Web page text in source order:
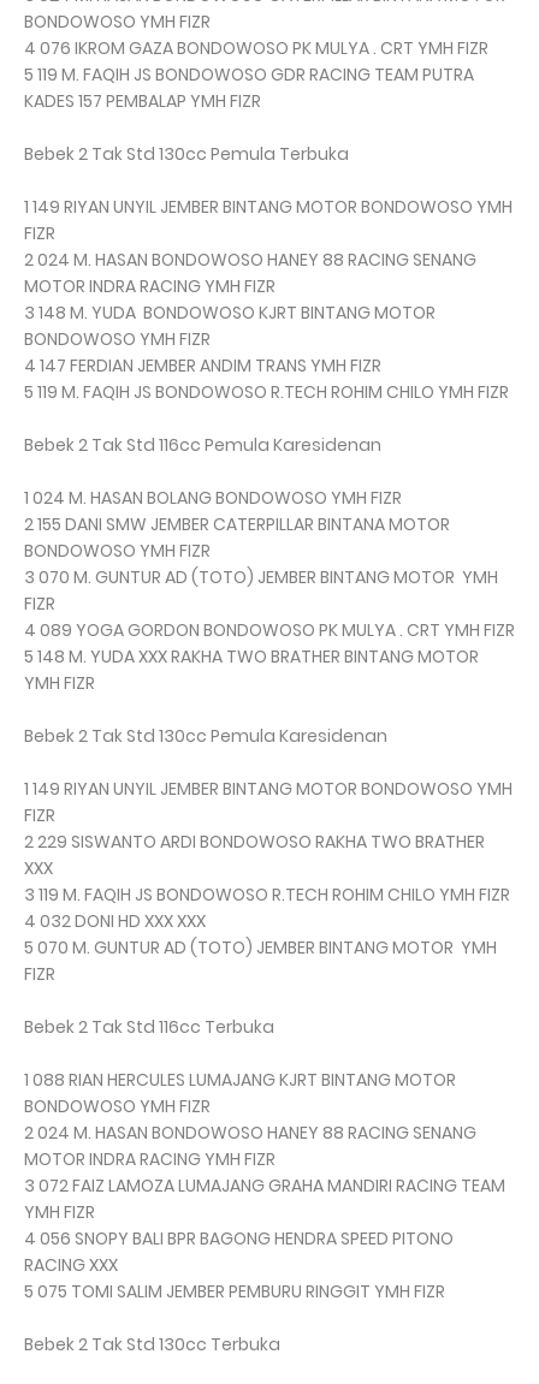
BONDOWOSO YMH FIZR
4 076 IKROM GAZA BONDOWOSO PK MULYA . CRT YMH FIZR
5 119 M. FAQIH JS BONDOWOSO GDR RACING TEAM PUTRA
KADES 157 PEMBALAP YMH FIZR
Bebek 2 Tak Std 130cc Pemula Terbuka
1 149 RIYAN UNYIL JEMBER BINTANG MOTOR BONDOWOSO YMH
FIZR
2 024 M. HASAN BONDOWOSO HANEY 88 RACING SENANG
MOTOR INDRA RACING YMH FIZR
3 148 M. YUDA BONDOWOSO KJRT BINTANG MOTOR
BONDOWOSO YMH FIZR
4 147 FERDIAN JEMBER ANDIM TRANS YMH FIZR
5 119 M. FAQIH JS BONDOWOSO R.TECH ROHIM CHILO YMH FIZR
Bebek 2 Tak Std 116cc Pemula Karesidenan
1 024 M. HASAN BOLANG BONDOWOSO YMH FIZR
2 155 DANI SMW JEMBER CATERPILLAR BINTANA MOTOR
BONDOWOSO YMH FIZR
3 070 M. GUNTUR AD (TOTO) JEMBER BINTANG MOTOR YMH
FIZR
4 089 YOGA GORDON BONDOWOSO PK MULYA . CRT YMH FIZR
5 148 M. YUDA XXX RAKHA TWO BRATHER BINTANG MOTOR
YMH FIZR
Bebek 2 Tak Std 130cc Pemula Karesidenan
1 149 RIYAN UNYIL JEMBER BINTANG MOTOR BONDOWOSO YMH
FIZR
2 229 SISWANTO ARDI BONDOWOSO RAKHA TWO BRATHER
XXX
3 119 M. FAQIH JS BONDOWOSO R.TECH ROHIM CHILO YMH FIZR
4 032 DONI HD XXX XXX
5 070 M. GUNTUR AD (TOTO) JEMBER BINTANG MOTOR YMH
FIZR
Bebek 2 Tak Std 116cc Terbuka
1 088 RIAN HERCULES LUMAJANG KJRT BINTANG MOTOR
BONDOWOSO YMH FIZR
2 024 M. HASAN BONDOWOSO HANEY 88 RACING SENANG
MOTOR INDRA RACING YMH FIZR
3 072 FAIZ LAMOZA LUMAJANG GRAHA MANDIRI RACING TEAM
YMH FIZR
4 056 SNOPY BALI BPR BAGONG HENDRA SPEED PITONO
RACING XXX
5 075 TOMI SALIM JEMBER PEMBURU RINGGIT YMH FIZR
Bebek 2 Tak Std 130cc Terbuka